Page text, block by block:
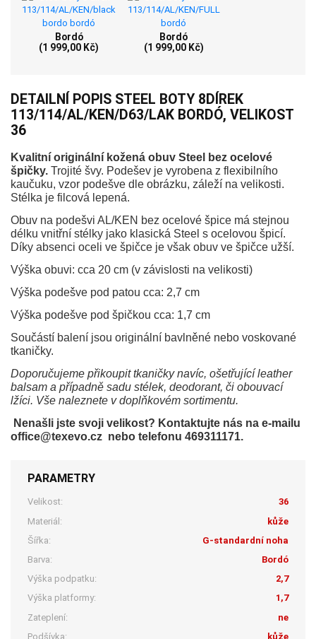
Bordó
(1 999,00 Kč)
Bordó
(1 999,00 Kč)
DETAILNÍ POPIS STEEL BOTY 8DÍREK
113/114/AL/KEN/D63/LAK BORDÓ, VELIKOST
36
Kvalitní originální kožená obuv Steel bez ocelové
špičky. Trojité švy. Podešev je vyrobena z flexibilního
kaučuku, vzor podešve dle obrázku, záleží na velikosti.
Stélka je filcová lepená.
Obuv na podešvi AL/KEN bez ocelové špice má stejnou
délku vnitřní stélky jako klasická Steel s ocelovou špicí.
Díky absenci oceli ve špičce je však obuv ve špičce užší.
Výška obuvi: cca 20 cm (v závislosti na velikosti)
Výška podešve pod patou cca: 2,7 cm
Výška podešve pod špičkou cca: 1,7 cm
Součástí balení jsou originální bavlněné nebo voskované
tkaničky.
Doporučujeme přikoupit tkaničky navíc, ošetřující leather
balsam a případně sadu stélek, deodorant, či obouvací
lžíci. Vše naleznete v doplňkovém sortimentu.
Nenašli jste svoji velikost? Kontaktujte nás na e-mailu
office@texevo.cz nebo telefonu 469311171.
PARAMETRY
Velikost:
36
Materiál:
kůže
Šířka:
G-standardní noha
Barva:
Bordó
Výška podpatku:
2,7
Výška platformy:
1,7
Zateplení:
ne
Podšívka:
kůže